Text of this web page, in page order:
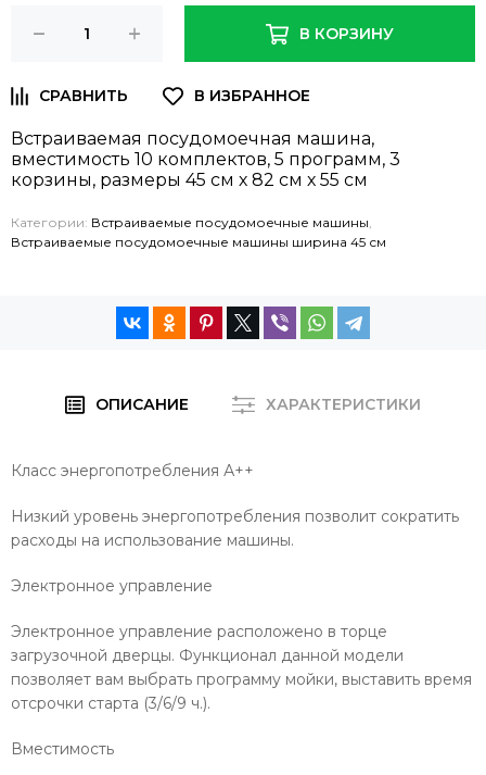
В КОРЗИНУ
Встраиваемая посудомоечная машина,
вместимость 10 комплектов, 5 программ, 3
корзины, размеры 45 см х 82 см х 55 см
Категории: Встраиваемые посудомоечные машины,
Встраиваемые посудомоечные машины ширина 45 см
ОПИСАНИЕ ХАРАКТЕРИСТИКИ
Класс энергопотребления А++
Низкий уровень энергопотребления позволит сократить
расходы на использование машины.
Электронное управление
Электронное управление расположено в торце
загрузочной дверцы. Функционал данной модели
позволяет вам выбрать программу мойки, выставить время
отсрочки старта (3/6/9 ч.).
Вместимость